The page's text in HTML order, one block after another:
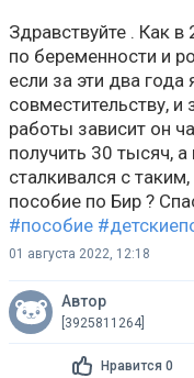
Здравствуйте . Как
по беременности и
если за эти два года
совместительству,
работы зависит он
получить 30 тысяч,
сталкивался с
пособие по Бир ?
#пособие
01 августа 2022, 12:18
Автор
[3925811264]
Нравится 0